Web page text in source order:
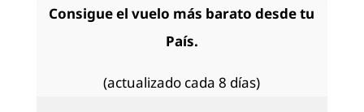
Consigue el vuelo más barato desde tu
País.
(actualizado cada 8 días)